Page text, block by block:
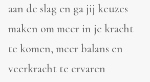
aan de slag en ga jij keuzes
maken om meer in je kracht
te komen, meer balans en
veerkracht te ervaren